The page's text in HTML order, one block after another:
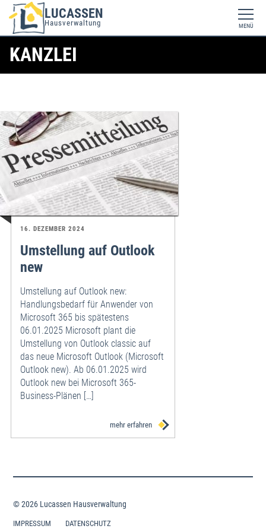
LUCASSEN
Hausverwaltung MENÜ
KANZLEI
16. DEZEMBER 2024
Umstellung auf Outlook
new
Umstellung auf Outlook new:
Handlungsbedarf für Anwender von
Microsoft 365 bis spätestens
06.01.2025 Microsoft plant die
Umstellung von Outlook classic auf
das neue Microsoft Outlook (Microsoft
Outlook new). Ab 06.01.2025 wird
Outlook new bei Microsoft 365-
Business-Plänen […]
mehr erfahren
© 2026 Lucassen Hausverwaltung
IMPRESSUM DATENSCHUTZ